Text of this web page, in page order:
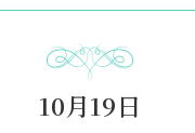
10月19日